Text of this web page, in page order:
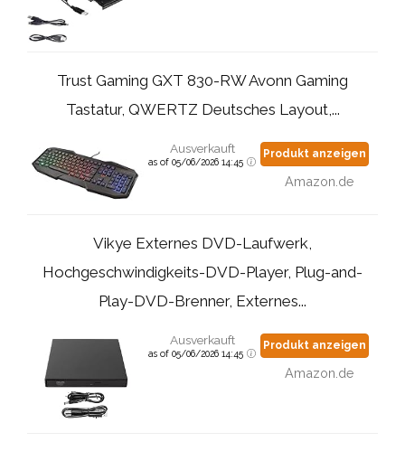
Trust Gaming GXT 830-RW Avonn Gaming
Tastatur, QWERTZ Deutsches Layout,...
Ausverkauft
as of 05/06/2026 14:45
Produkt anzeigen
Amazon.de
Vikye Externes DVD-Laufwerk,
Hochgeschwindigkeits-DVD-Player, Plug-and-
Play-DVD-Brenner, Externes...
Ausverkauft
as of 05/06/2026 14:45
Produkt anzeigen
Amazon.de